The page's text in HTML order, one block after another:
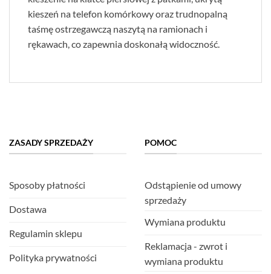
kieszeń na telefon komórkowy oraz trudnopalną
taśmę ostrzegawczą naszytą na ramionach i
rękawach, co zapewnia doskonałą widoczność.
ZASADY SPRZEDAŻY
Sposoby płatności
Dostawa
Regulamin sklepu
Polityka prywatności
POMOC
Odstąpienie od umowy
sprzedaży
Wymiana produktu
Reklamacja - zwrot i
wymiana produktu